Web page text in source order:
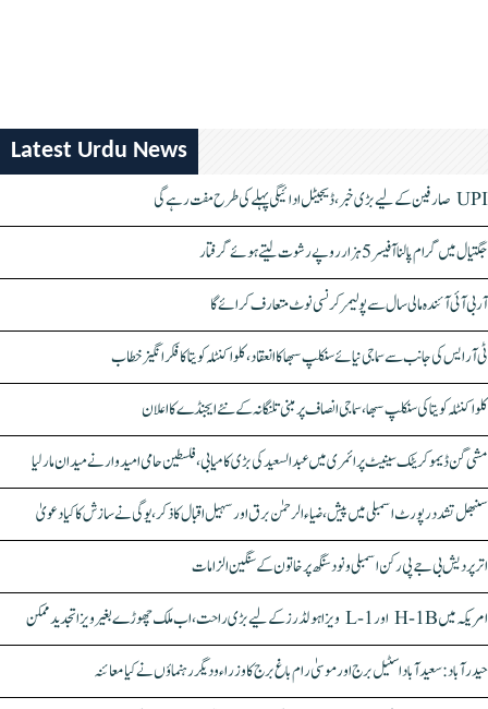
Latest Urdu News
UPI صارفین کے لیے بڑی خبر، ڈیجیٹل ادائیگی پہلے کی طرح مفت رہے گی
جگتیال میں گرام پالنا آفیسر 5 ہزار روپے رشوت لیتے ہوئے گرفتار
آر بی آئی آئندہ مالی سال سے پولیمر کرنسی نوٹ متعارف کرائے گا
ٹی آر ایس کی جانب سے سماجی نیائے سنکلپ سبھا کا انعقاد، کلواکنٹلہ کویتا کا فکر انگیز خطاب
کلواکنٹلہ کویتا کی سنکلپ سبھا، سماجی انصاف پر مبنی تلنگانہ کے نئے ایجنڈے کا اعلان
مشی گن ڈیموکریٹک سینیٹ پرائمری میں عبدالسعید کی بڑی کامیابی، فلسطین حامی امیدوار نے میدان مار لیا
سنبھل تشدد رپورٹ اسمبلی میں پیش، ضیاء الرحمٰن برق اور سہیل اقبال کا ذکر، یوگی نے سازش کا کیا دعویٰ
اتر پردیش بی جے پی رکن اسمبلی ونود سنگھ پر خاتون کے سنگین الزامات
امریکہ میں H-1B اور L-1 ویزا ہولڈرز کے لیے بڑی راحت، اب ملک چھوڑے بغیر ویزا تجدید ممکن
حیدرآباد: سعیدآباد اسٹیل برج اور موسیٰ رام باغ برج کا وزراء و دیگر رہنماؤں نے کیا معائنہ